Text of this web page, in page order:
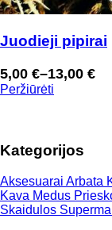
Juodieji pipirai
5,00 €–13,00 €
Price
range:
13,00 €
Peržiūrėti
Kategorijos
Aksesuarai Arbata
Kava Medus
Skaidulos